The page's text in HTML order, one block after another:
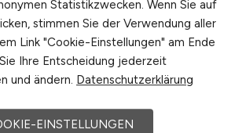
Statistikzwecken. Wenn Sie auf
stimmen Sie der Verwendung aller
Link "Cookie-Einstellungen" am Ende
Ihre Entscheidung jederzeit
und ändern. Datenschutzerklärung
EINSTELLUNGEN